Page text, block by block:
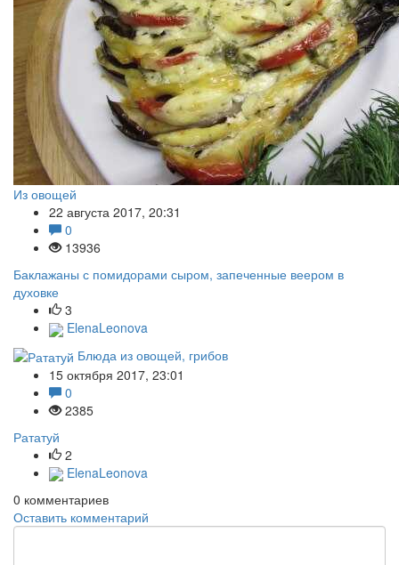
Из овощей
22 августа 2017, 20:31
0
13936
Баклажаны с помидорами сыром, запеченные веером в
духовке
3
ElenaLeonova
Блюда из овощей, грибов
15 октября 2017, 23:01
0
2385
Рататуй
2
ElenaLeonova
0 комментариев
Оставить комментарий